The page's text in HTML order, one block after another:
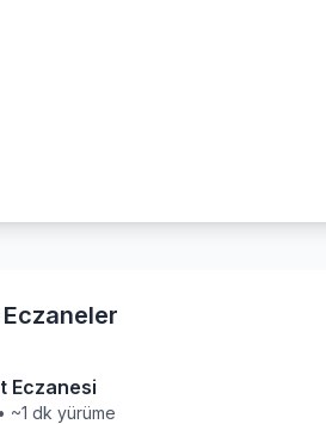
Eczaneler
Eczanesi
~1 dk yürüme